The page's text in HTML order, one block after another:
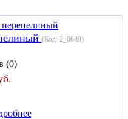
(Код: 2_0649)
(0)